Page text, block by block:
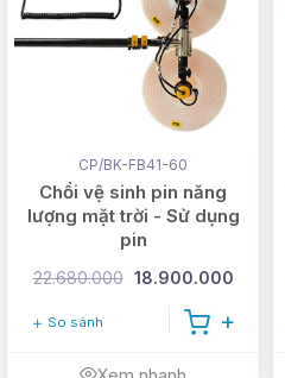
CP/BK-FB41-60
Chổi vệ sinh pin năng
lượng mặt trời - Sử dụng
pin
22.680.000 18.900.000
So sánh